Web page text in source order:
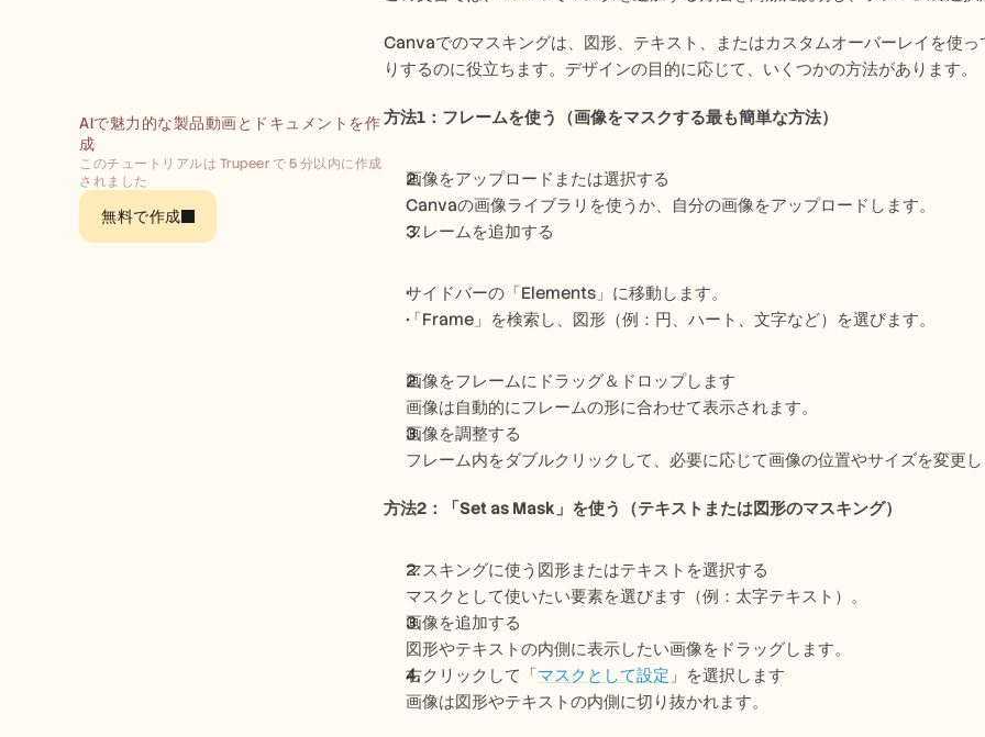
AIで魅力的な製品動画とドキュメントを作
成
このチュートリアルは Trupeer で 5 分以内に作成
されました
無料で作成
Canvaでのマスキングは、図形、テキスト、またはカスタムオーバーレイを使
りするのに役立ちます。デザインの目的に応じて、いくつかの方法があります。
方法1：フレームを使う（画像をマスクする最も簡単な方法）
画像をアップロードまたは選択する
Canvaの画像ライブラリを使うか、自分の画像をアップロードします。
フレームを追加する
サイドバーの「Elements」に移動します。
「Frame」を検索し、図形（例：円、ハート、文字など）を選びます。
画像をフレームにドラッグ＆ドロップします
画像は自動的にフレームの形に合わせて表示されます。
画像を調整する
フレーム内をダブルクリックして、必要に応じて画像の位置やサイズを変更し
方法2：「Set as Mask」を使う（テキストまたは図形のマスキング）
マスキングに使う図形またはテキストを選択する
マスクとして使いたい要素を選びます（例：太字テキスト）。
画像を追加する
図形やテキストの内側に表示したい画像をドラッグします。
右クリックして「マスクとして設定」を選択します
画像は図形やテキストの内側に切り抜かれます。